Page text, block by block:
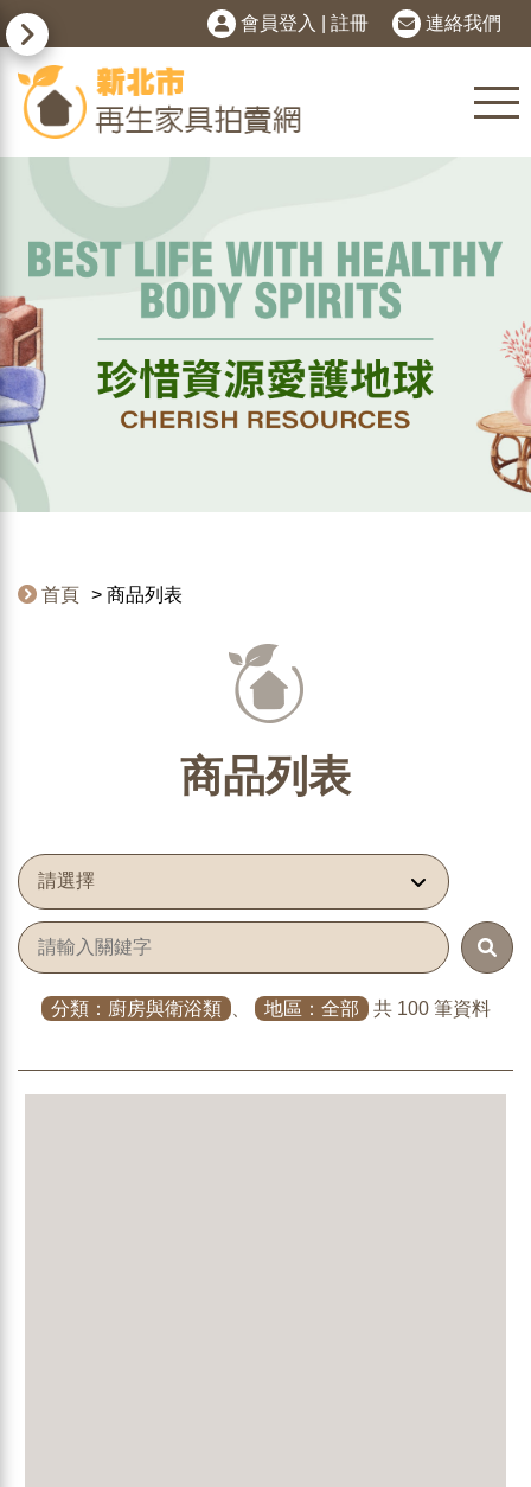
會員登入 註冊 連絡我們
首頁 商品列表
商品列表
分類：廚房與衛浴類 、 地區：全部 共 100 筆資料